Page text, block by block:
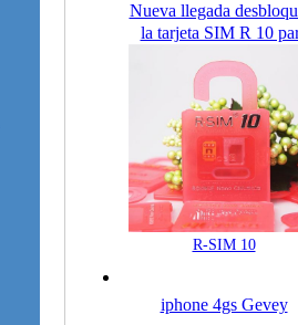
Nueva llegada
la tarjeta SIM R 10
R-SIM 10
iphone 4gs Gevey